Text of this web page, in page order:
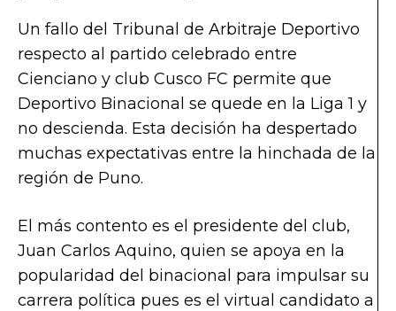
Un fallo del Tribunal de Arbitraje Deportivo
respecto al partido celebrado entre
Cienciano y club Cusco FC permite que
Deportivo Binacional se quede en la Liga 1 y
no descienda. Esta decisión ha despertado
muchas expectativas entre la hinchada de la
región de Puno.
El más contento es el presidente del club,
Juan Carlos Aquino, quien se apoya en la
popularidad del binacional para impulsar su
carrera política pues es el virtual candidato a